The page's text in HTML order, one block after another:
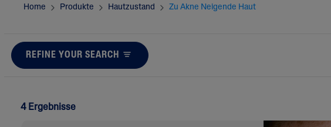
Gesichtsreinigung
Körperreinigung
Home Produkte Hautzustand Zu Akne Neigende Haut
REFINE YOUR SEARCH
4 Ergebnisse